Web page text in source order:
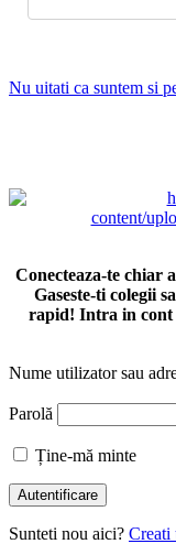
Nu uitati ca suntem si
Conecteaza-te chiar
Gaseste-ti colegii
rapid! Intra in cont
Nume utilizator sau
Parolă
Ține-mă minte
Sunteti nou aici? Creati